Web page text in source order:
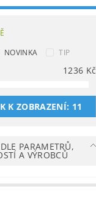
NOVINKA TIP
1236 Kč
K ZOBRAZENÍ: 11
PARAMETRŮ,
A VÝROBCŮ